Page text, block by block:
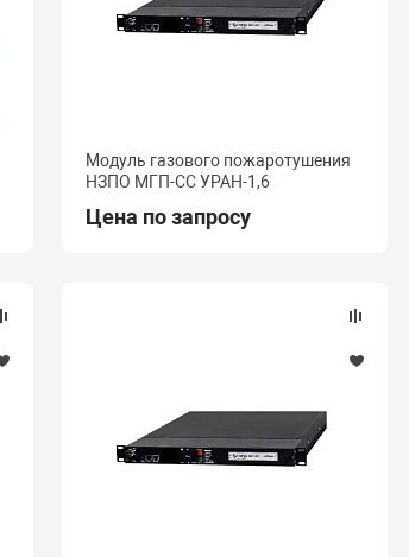
Модуль газового пожаротушения
НЗПО МГП-СС УРАН-1,6
Цена по запросу